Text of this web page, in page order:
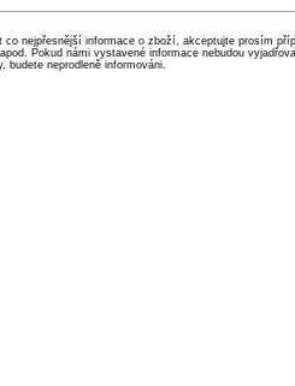
nejpřesnější informace o zboží, akceptujte prosím
Pokud námi vystavené informace nebudou
budete neprodleně informováni.